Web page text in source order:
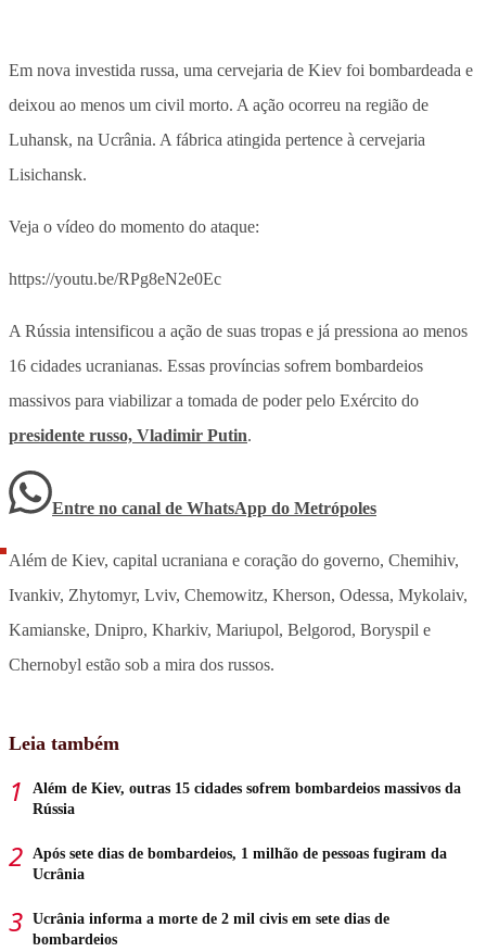
Em nova investida russa, uma cervejaria de Kiev foi bombardeada e
deixou ao menos um civil morto. A ação ocorreu na região de
Luhansk, na Ucrânia. A fábrica atingida pertence à cervejaria
Lisichansk.
Veja o vídeo do momento do ataque:
https://youtu.be/RPg8eN2e0Ec
A Rússia intensificou a ação de suas tropas e já pressiona ao menos
16 cidades ucranianas. Essas províncias sofrem bombardeios
massivos para viabilizar a tomada de poder pelo Exército do
presidente russo, Vladimir Putin.
Entre no canal de WhatsApp do Metrópoles
Além de Kiev, capital ucraniana e coração do governo, Chemihiv,
Ivankiv, Zhytomyr, Lviv, Chemowitz, Kherson, Odessa, Mykolaiv,
Kamianske, Dnipro, Kharkiv, Mariupol, Belgorod, Boryspil e
Chernobyl estão sob a mira dos russos.
Leia também
Além de Kiev, outras 15 cidades sofrem bombardeios massivos da
Rússia
Após sete dias de bombardeios, 1 milhão de pessoas fugiram da
Ucrânia
Ucrânia informa a morte de 2 mil civis em sete dias de
bombardeios